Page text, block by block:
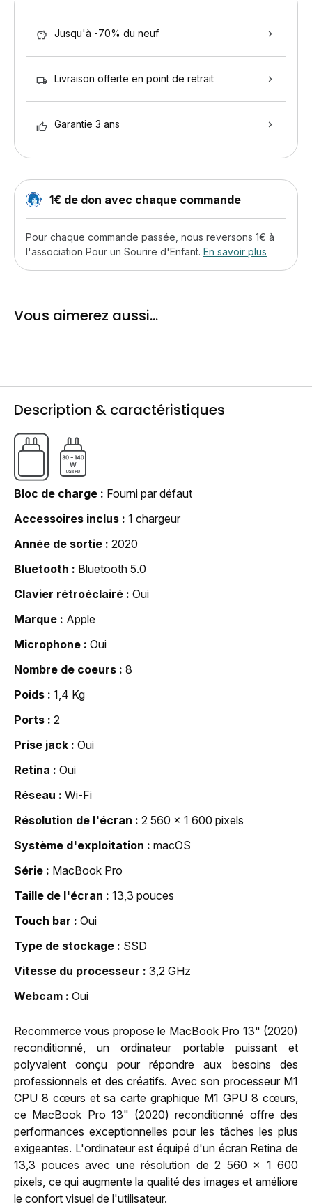
Jusqu'à -70% du neuf
Livraison offerte en point de retrait
Garantie 3 ans
1€ de don avec chaque commande
Pour chaque commande passée, nous reversons 1€ à
l'association Pour un Sourire d'Enfant. En savoir plus
Vous aimerez aussi...
Description & caractéristiques
Bloc de charge
Fourni par défaut
Accessoires inclus
1 chargeur
Année de sortie
2020
Bluetooth
Bluetooth 5.0
Clavier rétroéclairé
Oui
Marque
Apple
Microphone
Oui
Nombre de coeurs
8
Poids
1,4 Kg
Ports
2
Prise jack
Oui
Retina
Oui
Réseau
Wi-Fi
Résolution de l'écran
2 560 x 1 600 pixels
Système d'exploitation
macOS
Série
MacBook Pro
Taille de l'écran
13,3 pouces
Touch bar
Oui
Type de stockage
SSD
Vitesse du processeur
3,2 GHz
Webcam
Oui
Recommerce vous propose le MacBook Pro 13" (2020)
reconditionné, un ordinateur portable puissant et
polyvalent conçu pour répondre aux besoins des
professionnels et des créatifs. Avec son processeur M1
CPU 8 cœurs et sa carte graphique M1 GPU 8 cœurs,
ce MacBook Pro 13" (2020) reconditionné offre des
performances exceptionnelles pour les tâches les plus
exigeantes. L'ordinateur est équipé d'un écran Retina de
13,3 pouces avec une résolution de 2 560 x 1 600
pixels, ce qui augmente la qualité des images et améliore
le confort visuel de l'utilisateur.